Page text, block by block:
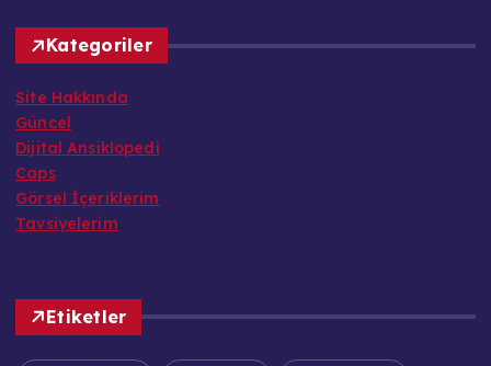
Kategoriler
Site Hakkında
Güncel
Dijital Ansiklopedi
Caps
Görsel İçeriklerim
Tavsiyelerim
Etiketler